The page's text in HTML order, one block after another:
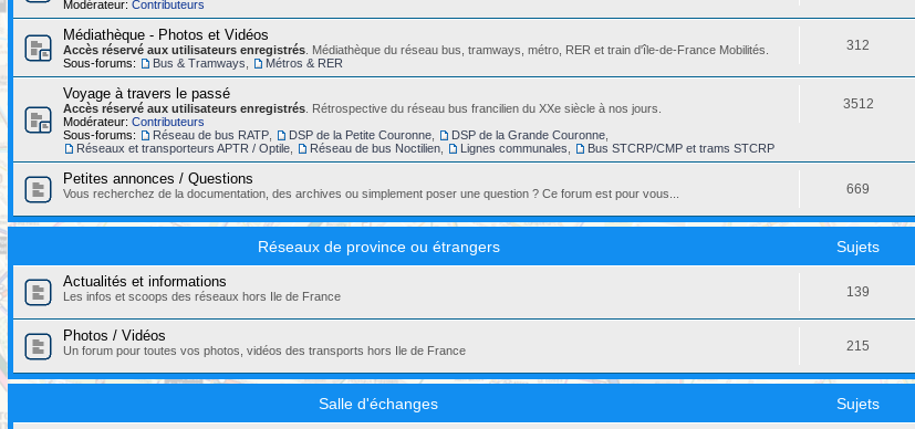
Modérateur: Contributeurs
Médiathèque - Photos et Vidéos
Accès réservé aux utilisateurs enregistrés . Médiathèque du réseau bus, tramways, métro, RER et train d'île-de-France Mobilités.
Sous-forums:
Bus & Tramways Métros & RER
312
Voyage à travers le passé
Accès réservé aux utilisateurs enregistrés . Rétrospective du réseau bus francilien du XXe siècle à nos jours.
Modérateur: Contributeurs
Sous-forums:
Réseau de bus RATP DSP de la Petite Couronne DSP de la Grande Couronne
Réseaux et transporteurs APTR / Optile
Réseau de bus Noctilien Lignes communales Bus STCRP/CMP et trams STCRP
3512
Petites annonces / Questions
Vous recherchez de la documentation, des archives ou simplement poser une question ? Ce forum est pour vous... 669
Réseaux de province ou étrangers Sujets
Actualités et informations
Les infos et scoops des réseaux hors Ile de France 139
Photos / Vidéos
Un forum pour toutes vos photos, vidéos des transports hors Ile de France 215
Salle d'échanges Sujets